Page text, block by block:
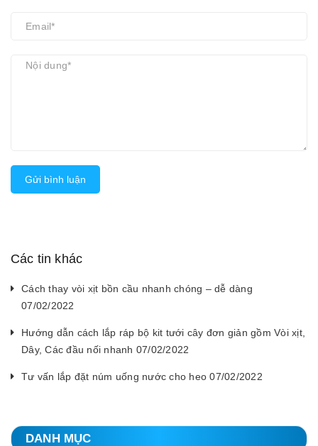
Gửi bình luận
Các tin khác
Cách thay vòi xịt bồn cầu nhanh chóng – dễ dàng
07/02/2022
Hướng dẫn cách lắp ráp bộ kit tưới cây đơn giản gồm Vòi xịt,
Dây, Các đầu nối nhanh 07/02/2022
Tư vấn lắp đặt núm uống nước cho heo 07/02/2022
DANH MỤC